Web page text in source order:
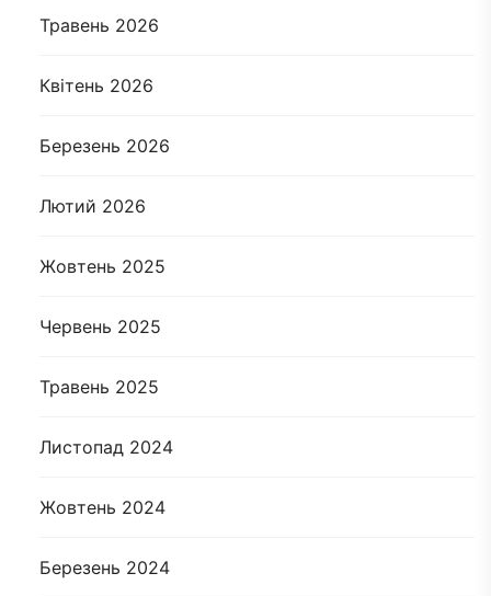
Травень 2026
Квітень 2026
Березень 2026
Лютий 2026
Жовтень 2025
Червень 2025
Травень 2025
Листопад 2024
Жовтень 2024
Березень 2024